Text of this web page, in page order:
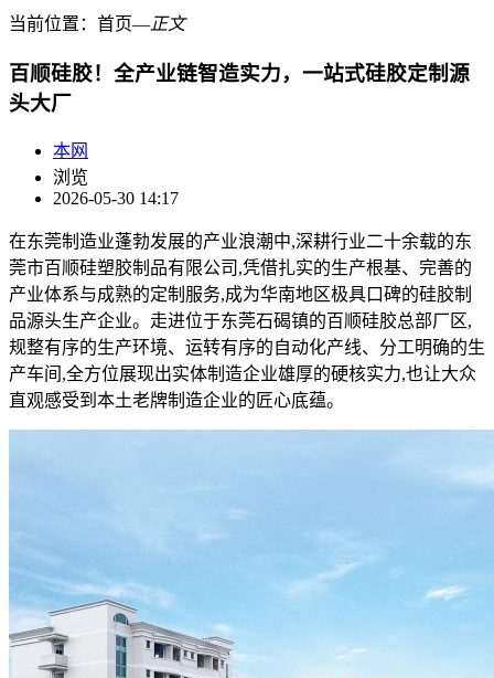
当前位置： 首页―正文
百顺硅胶！全产业链智造实力，一站式硅胶定制源
头大厂
本网
浏览
2026-05-30 14:17
在东莞制造业蓬勃发展的产业浪潮中,深耕行业二十余载的东
莞市百顺硅塑胶制品有限公司,凭借扎实的生产根基、完善的
产业体系与成熟的定制服务,成为华南地区极具口碑的硅胶制
品源头生产企业。走进位于东莞石碣镇的百顺硅胶总部厂区,
规整有序的生产环境、运转有序的自动化产线、分工明确的生
产车间,全方位展现出实体制造企业雄厚的硬核实力,也让大众
直观感受到本土老牌制造企业的匠心底蕴。